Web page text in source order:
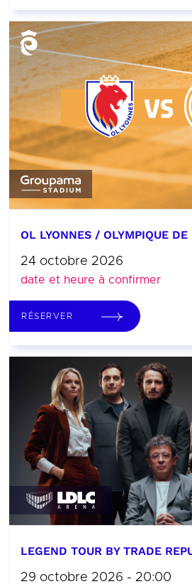
OL LYONNES / OLYMPIQUE
24 octobre 2026
date et heure à confirmer
RÉSERVER
LEGEND TOUR BY TRADE
29 octobre 2026 - 20:00